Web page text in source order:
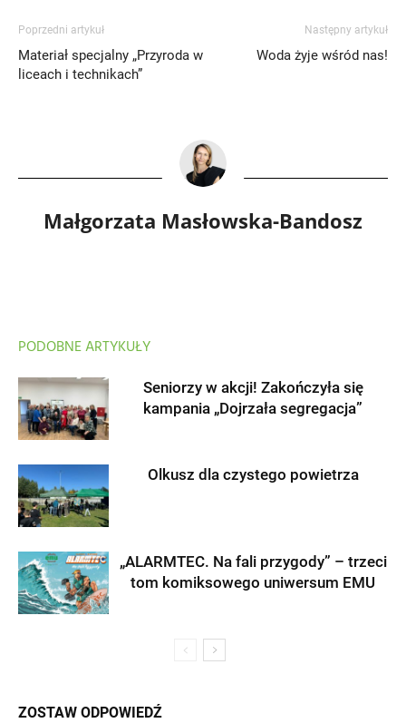
Poprzedni artykuł
Materiał specjalny „Przyroda w
liceach i technikach”
Następny artykuł
Woda żyje wśród nas!
Małgorzata Masłowska-Bandosz
PODOBNE ARTYKUŁY
Seniorzy w akcji! Zakończyła się
kampania „Dojrzała segregacja”
Olkusz dla czystego powietrza
„ALARMTEC. Na fali przygody” – trzeci
tom komiksowego uniwersum EMU
ZOSTAW ODPOWIEDŹ